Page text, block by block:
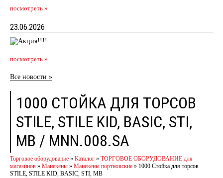
посмотреть »
23.06.2026
посмотреть »
Все новости »
1000 СТОЙКА ДЛЯ ТОРСОВ
STILE, STILE KID, BASIC, STI,
МВ / MNN.008.SA
Торговое оборудование » Каталог » ТОРГОВОЕ ОБОРУДОВАНИЕ для
магазинов » Манекены » Манекены портновские » 1000 Стойка для торсов
STILE, STILE KID, BASIC, STI, МВ